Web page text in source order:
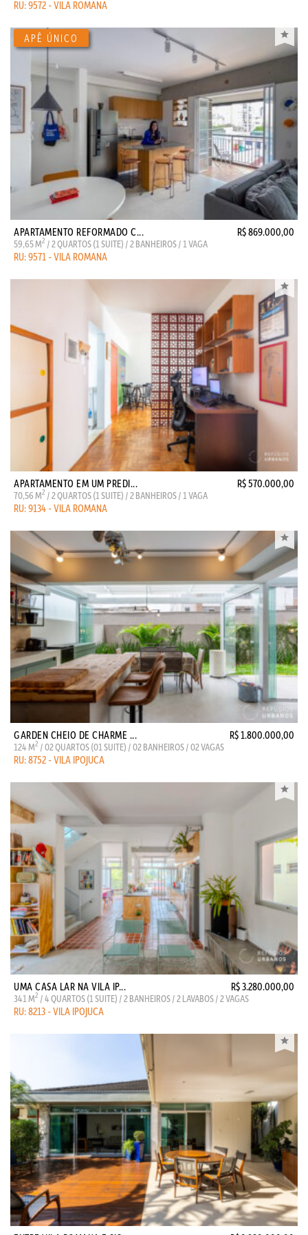
RU: 9572 - VILA ROMANA
APARTAMENTO REFORMADO C... R$ 869.000,00
59,65 M2 / 2 QUARTOS (1 SUITE) / 2 BANHEIROS / 1 VAGA
RU: 9571 - VILA ROMANA
APARTAMENTO EM UM PREDI... R$ 570.000,00
70,56 M2 / 2 QUARTOS (1 SUITE) / 2 BANHEIROS / 1 VAGA
RU: 9134 - VILA ROMANA
GARDEN CHEIO DE CHARME ... R$ 1.800.000,00
124 M2 / 02 QUARTOS (01 SUITE) / 02 BANHEIROS / 02 VAGAS
RU: 8752 - VILA IPOJUCA
UMA CASA LAR NA VILA IP... R$ 3.280.000,00
341 M2 / 4 QUARTOS (1 SUITE) / 2 BANHEIROS / 2 LAVABOS / 2 VAGAS
RU: 8213 - VILA IPOJUCA